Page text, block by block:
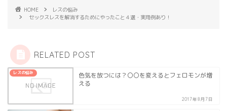
HOME
レスの悩み
セックスレスを解消するためにやったこと４選・実用例あり！
RELATED POST
レスの悩み
色気を放つには？〇〇を変えるとフェロモンが増
える
2017年8月7日